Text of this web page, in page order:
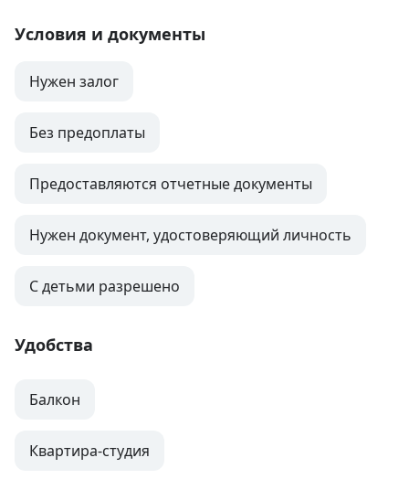
Условия и документы
Нужен залог
Без предоплаты
Предоставляются отчетные документы
Нужен документ, удостоверяющий личность
С детьми разрешено
Удобства
Балкон
Квартира-студия